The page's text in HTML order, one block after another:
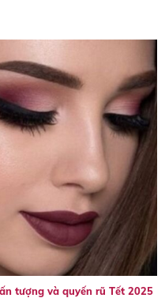
tượng và quyến rũ Tết 2025